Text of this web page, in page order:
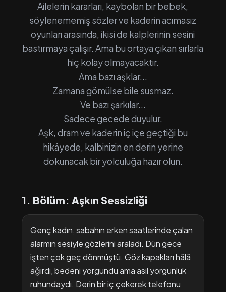
Ailelerin kararları, kaybolan bir bebek,
söylenememiş sözler ve kaderin acımasız
oyunları arasında, ikisi de kalplerinin sesini
bastırmaya çalışır. Ama bu ortaya çıkan sırlarla
hiç kolay olmayacaktır.
Ama bazı aşklar...
Zamana gömülse bile susmaz.
Ve bazı şarkılar...
Sadece gecede duyulur.
Aşk, dram ve kaderin iç içe geçtiği bu
hikâyede, kalbinizin en derin yerine
dokunacak bir yolculuğa hazır olun.
1. Bölüm: Aşkın Sessizliği
Genç kadın, sabahın erken saatlerinde çalan
alarmın sesiyle gözlerini araladı. Dün gece
işten çok geç dönmüştü. Göz kapakları hâlâ
ağırdı, bedeni yorgundu ama asıl yorgunluk
ruhundaydı. Derin bir iç çekerek telefonu